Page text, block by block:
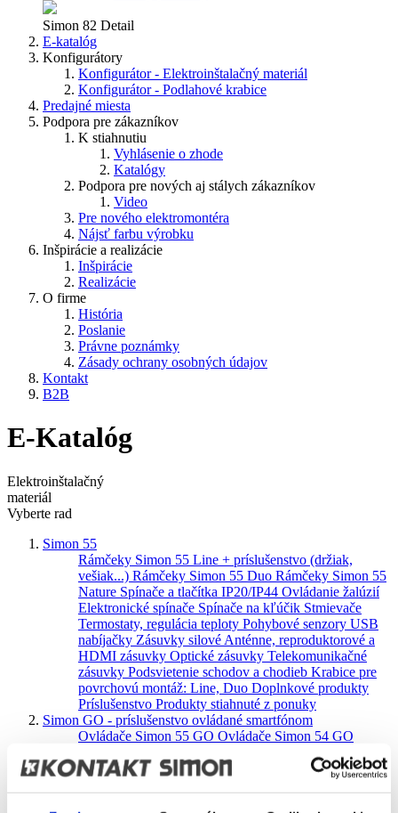
Simon 82 Detail
E-katalóg
Konfigurátory
Konfigurátor - Elektroinštalačný materiál
Konfigurátor - Podlahové krabice
Predajné miesta
Podpora pre zákazníkov
K stiahnutiu
Vyhlásenie o zhode
Katalógy
Podpora pre nových aj stálych zákazníkov
Video
Pre nového elektromontéra
Nájsť farbu výrobku
Inšpirácie a realizácie
Inšpirácie
Realizácie
O firme
História
Poslanie
Právne poznámky
Zásady ochrany osobných údajov
Kontakt
B2B
E-Katalóg
Elektroinštalačný
materiál
Vyberte rad
Simon 55
Rámčeky Simon 55 Line + príslušenstvo (držiak,
vešiak...) Rámčeky Simon 55 Duo Rámčeky Simon 55
Nature Spínače a tlačítka IP20/IP44 Ovládanie žalúzií
Elektronické spínače Spínače na kľúčik Stmievače
Termostaty, regulácia teploty Pohybové senzory USB
nabíjačky Zásuvky silové Anténne, reproduktorové a
HDMI zásuvky Optické zásuvky Telekomunikačné
zásuvky Podsvietenie schodov a chodieb Krabice pre
povrchovú montáž: Line, Duo Doplnkové produkty
Príslušenstvo Produkty stiahnuté z ponuky
Simon GO - príslušenstvo ovládané smartfónom
Ovládače Simon 55 GO Ovládače Simon 54 GO
SenzoryDržiaky na tablety
Produkty stiahnuté z